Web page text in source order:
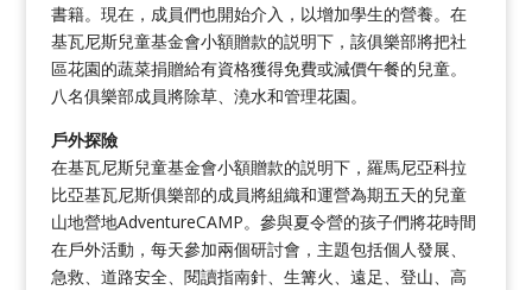
書籍。現在，成員們也開始介入，以增加學生的營養。在
基瓦尼斯兒童基金會小額贈款的説明下，該俱樂部將把社
區花園的蔬菜捐贈給有資格獲得免費或減價午餐的兒童。
八名俱樂部成員將除草、澆水和管理花園。
戶外探險
在基瓦尼斯兒童基金會小額贈款的説明下，羅馬尼亞科拉
比亞基瓦尼斯俱樂部的成員將組織和運營為期五天的兒童
山地營地AdventureCAMP。參與夏令營的孩子們將花時間
在戶外活動，每天參加兩個研討會，主題包括個人發展、
急救、道路安全、閱讀指南針、生篝火、遠足、登山、高